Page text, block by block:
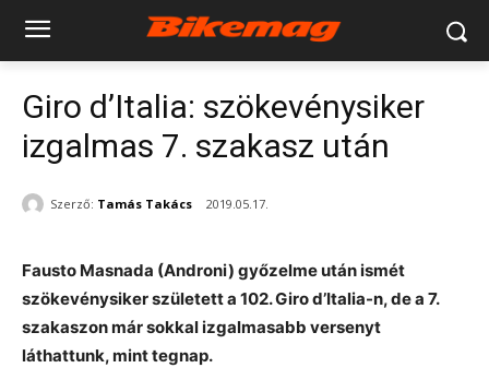
Giro d’Italia: szökevénysiker
izgalmas 7. szakasz után
Szerző: Tamás Takács 2019.05.17.
Fausto Masnada (Androni) győzelme után ismét
szökevénysiker született a 102. Giro d’Italia-n, de a 7.
szakaszon már sokkal izgalmasabb versenyt
láthattunk, mint tegnap.